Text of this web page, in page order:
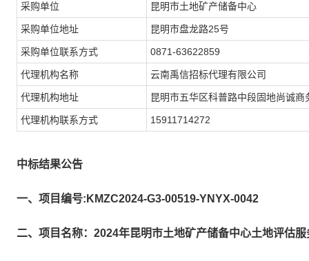
采购单位 昆明市土地矿产储备中心
采购单位地址 昆明市盘龙路25号
采购单位联系方式 0871-63622859
代理机构名称 云南禹信招标代理有限公司
代理机构地址 昆明市五华区科普路中段固地尚诚商
代理机构联系方式 15911714272
中标结果公告
一、项目编号:KMZC2024-G3-00519-YNYX-0042
二、项目名称：2024年昆明市土地矿产储备中心土地评估